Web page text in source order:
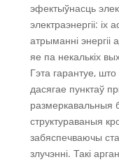
эфектыўнасць
электраэнергіі:
атрыманні энергіі
яе па некалькіх
Гэта гарантуе,
дасягае пунктаў
размеркавальныя
структураваныя
забяспечваючы
злучэнні. Такі